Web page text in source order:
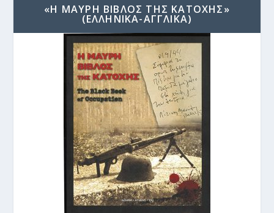
«Η ΜΑΥΡΗ ΒΙΒΛΟΣ ΤΗΣ ΚΑΤΟΧΗΣ»
(ΕΛΛΗΝΙΚΑ-ΑΓΓΛΙΚΑ)